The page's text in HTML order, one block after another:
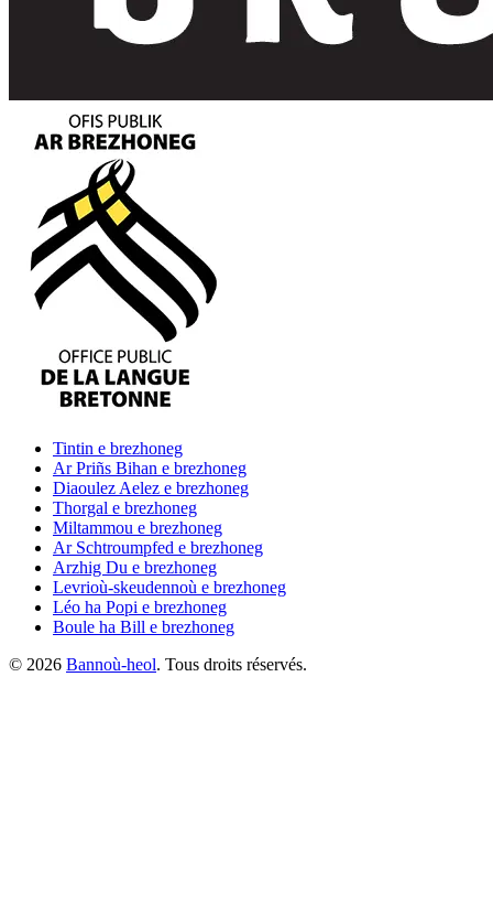
Tintin e brezhoneg
Ar Priñs Bihan e brezhoneg
Diaoulez Aelez e brezhoneg
Thorgal e brezhoneg
Miltammou e brezhoneg
Ar Schtroumpfed e brezhoneg
Arzhig Du e brezhoneg
Levrioù-skeudennoù e brezhoneg
Léo ha Popi e brezhoneg
Boule ha Bill e brezhoneg
© 2026 Bannoù-heol. Tous droits réservés.